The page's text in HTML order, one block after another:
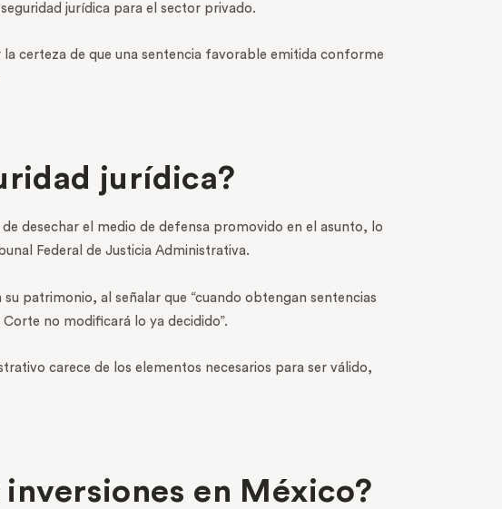
jurídica para el sector privado.
certeza de que una sentencia favorable emitida conforme
jurídica?
desechar el medio de defensa promovido en el asunto, lo
Federal de Justicia Administrativa.
patrimonio, al señalar que “cuando obtengan sentencias
no modificará lo ya decidido”.
carece de los elementos necesarios para ser válido,
en México?